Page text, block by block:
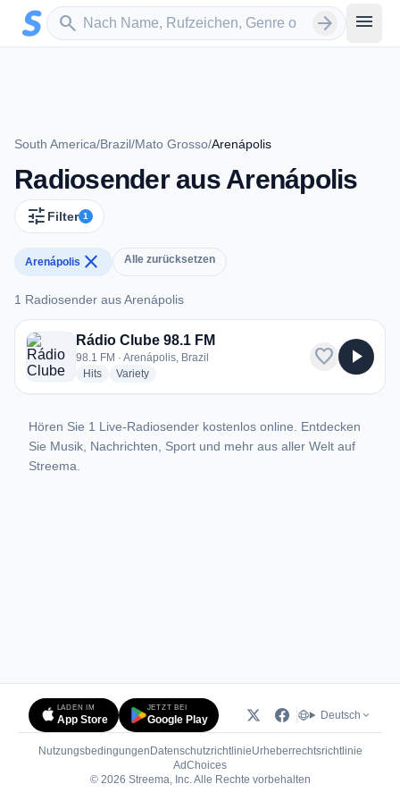
Zum Hauptinhalt springen
search
Sender suchen arrow_forward menu
South America/Brazil/Mato Grosso/Arenápolis
Radiosender aus Arenápolis
tune Filter 1
Arenápolis close Alle zurücksetzen
1 Radiosender aus Arenápolis
1 Radiosender aus Arenápolis
Rádio Clube 98.1 FM
98.1 FM · Arenápolis, Brazil
Hitsradio stations
Varietyradio stations
favorite play_arrow
Hören Sie 1 Live-Radiosender kostenlos online. Entdecken
Sie Musik, Nachrichten, Sport und mehr aus aller Welt auf
Streema.
LADEN IM
App Store
JETZT BEI
Google Play Deutsch
Nutzungsbedingungen DatenschutzrichtlinieUrheberrechtsrichtlinie
AdChoices(öffnet in neuem Tab)
© 2026 Streema, Inc. Alle Rechte vorbehalten